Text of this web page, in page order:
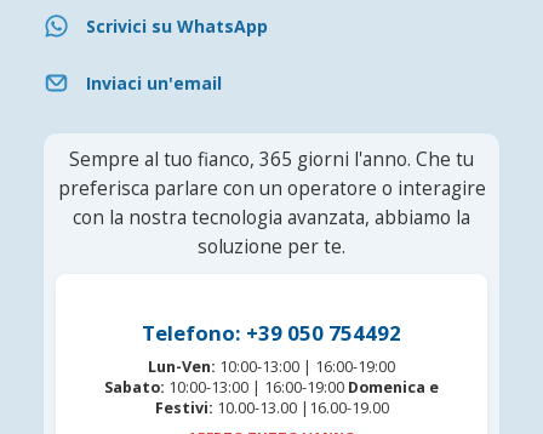
Scrivici su WhatsApp
Inviaci un'email
Sempre al tuo fianco, 365 giorni l'anno. Che tu
preferisca parlare con un operatore o interagire
con la nostra tecnologia avanzata, abbiamo la
soluzione per te.
Telefono: +39 050 754492
Lun-Ven: 10:00-13:00 | 16:00-19:00
Sabato: 10:00-13:00 | 16:00-19:00 Domenica e
Festivi: 10.00-13.00 |16.00-19.00